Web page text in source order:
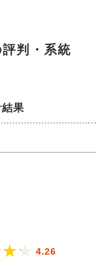
判・系統
果
4.26